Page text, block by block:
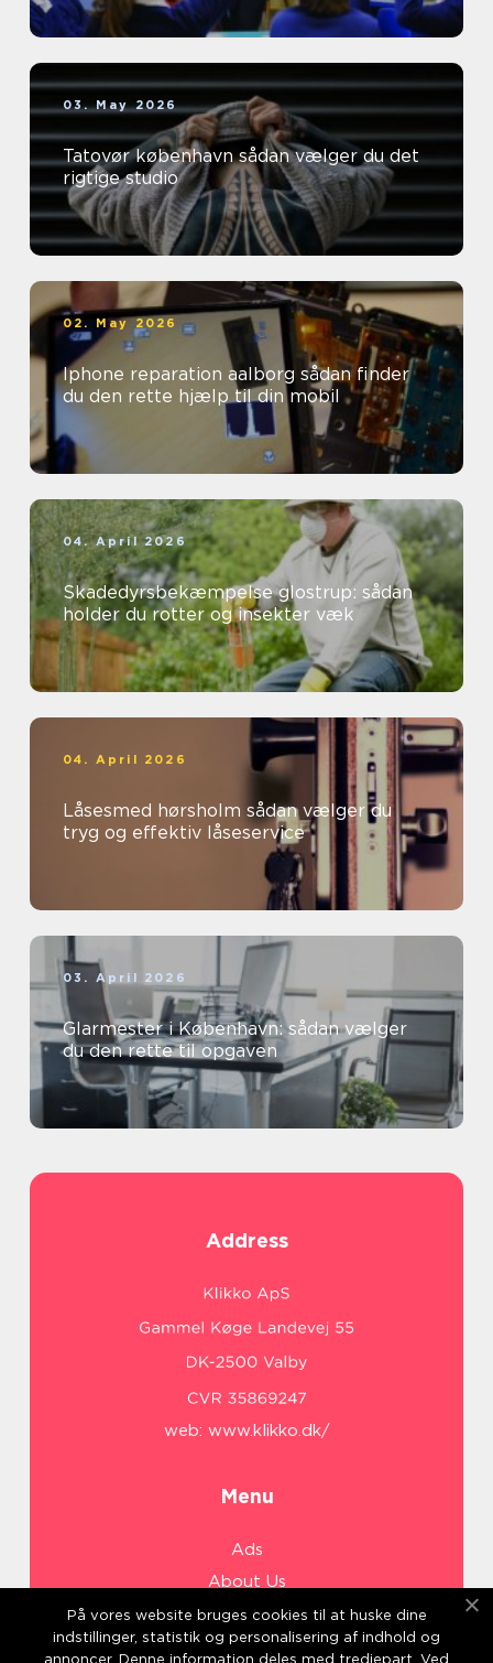
03. May 2026
Tatovør københavn sådan vælger du det
rigtige studio
02. May 2026
Iphone reparation aalborg sådan finder
du den rette hjælp til din mobil
04. April 2026
Skadedyrsbekæmpelse glostrup: sådan
holder du rotter og insekter væk
04. April 2026
Låsesmed hørsholm sådan vælger du
tryg og effektiv låseservice
03. April 2026
Glarmester i København: sådan vælger
du den rette til opgaven
Address
web: www.klikko.dk/
Menu
Ads
About Us
Cookies
Contact
På vores website bruges cookies til at huske dine
indstillinger, statistik og personalisering af indhold og
annoncer. Denne information deles med tredjepart. Ved